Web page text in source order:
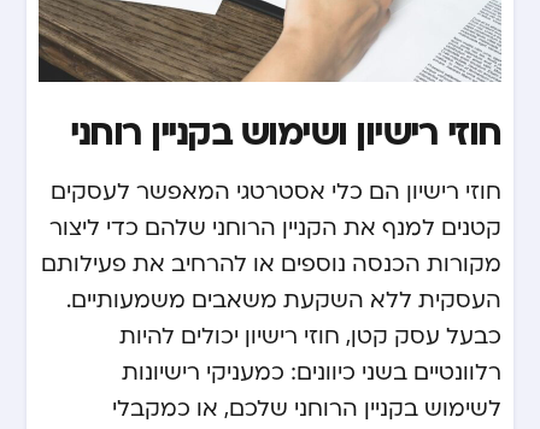
חוזי רישיון ושימוש בקניין רוחני
חוזי רישיון הם כלי אסטרטגי המאפשר לעסקים
קטנים למנף את הקניין הרוחני שלהם כדי ליצור
מקורות הכנסה נוספים או להרחיב את פעילותם
העסקית ללא השקעת משאבים משמעותיים.
כבעל עסק קטן, חוזי רישיון יכולים להיות
רלוונטיים בשני כיוונים: כמעניקי רישיונות
לשימוש בקניין הרוחני שלכם, או כמקבלי